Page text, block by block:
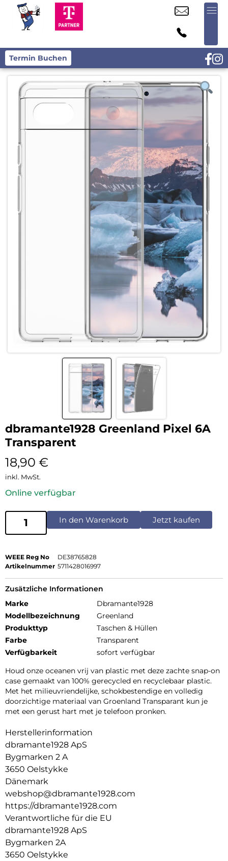
Termin Buchen
dbramante1928 Greenland Pixel 6A
Transparent
18,90 €
inkl. MwSt.
Online verfügbar
In den Warenkorb Jetzt kaufen
WEEE Reg No
DE38765828
Artikelnummer 5711428016997
Zusätzliche Informationen
Marke
Dbramante1928
Modellbezeichnung
Greenland
Produkttyp
Taschen & Hüllen
Farbe
Transparent
Verfügbarkeit
sofort verfügbar
Houd onze oceanen vrij van plastic met deze zachte snap-on
case gemaakt van 100% gerecycled en recyclebaar plastic.
Met het milieuvriendelijke, schokbestendige en volledig
doorzichtige materiaal van Groenland Transparant kun je
met een gerust hart met je telefoon pronken.
Herstellerinformation
dbramante1928 ApS
Bygmarken 2 A
3650 Oelstykke
Dänemark
webshop@dbramante1928.com
https://dbramante1928.com
Verantwortliche für die EU
dbramante1928 ApS
Bygmarken 2A
3650 Oelstykke